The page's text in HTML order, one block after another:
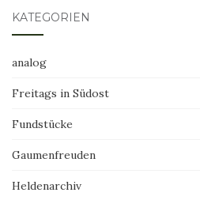
KATEGORIEN
analog
Freitags in Südost
Fundstücke
Gaumenfreuden
Heldenarchiv